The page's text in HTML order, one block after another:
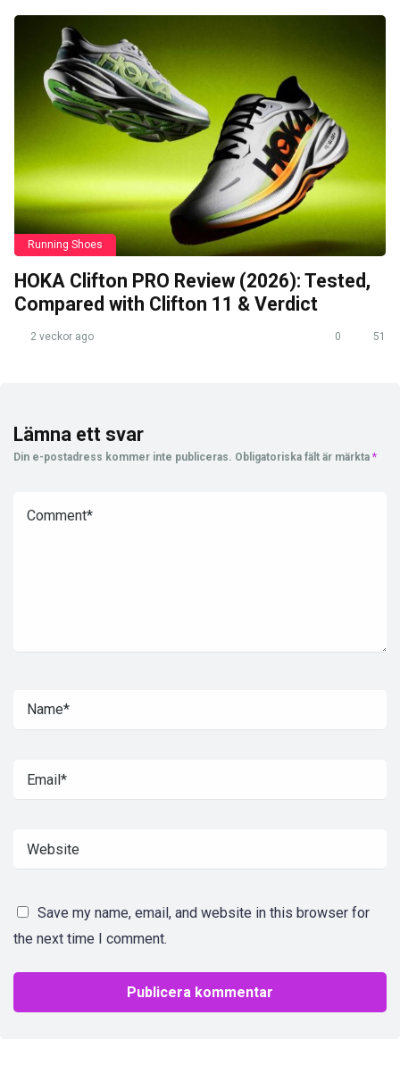
Running Shoes
HOKA Clifton PRO Review (2026): Tested,
Compared with Clifton 11 & Verdict
2 veckor ago 0 51
Lämna ett svar
Din e-postadress kommer inte publiceras. Obligatoriska fält är märkta *
Save my name, email, and website in this browser for
the next time I comment.